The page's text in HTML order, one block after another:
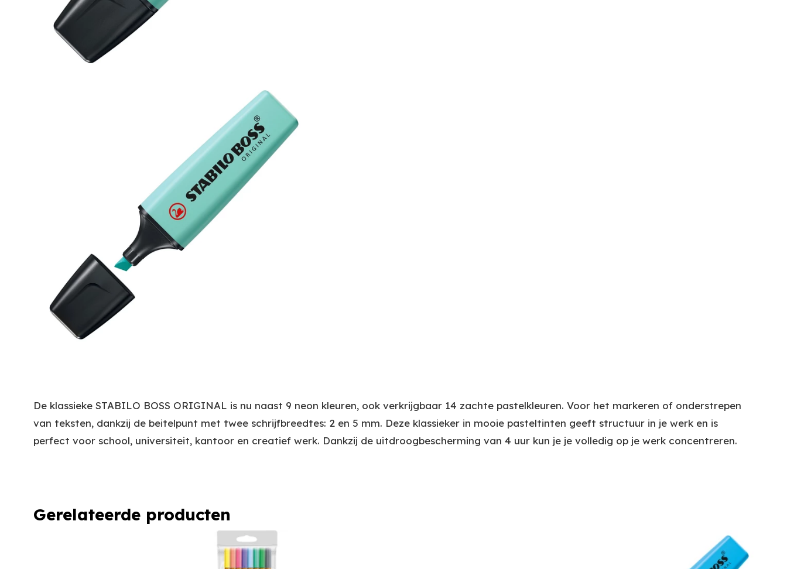
De klassieke STABILO BOSS ORIGINAL is nu naast 9 neon kleuren, ook verkrijgbaar 14 zachte pastelkleuren. Voor het markeren of onderstrepen
van teksten, dankzij de beitelpunt met twee schrijfbreedtes: 2 en 5 mm. Deze klassieker in mooie pasteltinten geeft structuur in je werk en is
perfect voor school, universiteit, kantoor en creatief werk. Dankzij de uitdroogbescherming van 4 uur kun je je volledig op je werk concentreren.
Gerelateerde producten